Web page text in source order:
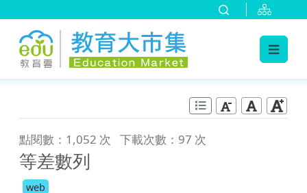
點閱數：1,052 次 下載次數：97 次
等差數列
web